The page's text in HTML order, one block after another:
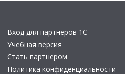
Вход для партнеров 1С
Учебная версия
Стать партнером
Политика конфиденциальности